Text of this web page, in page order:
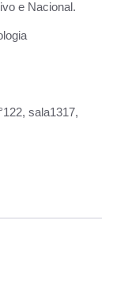
e Nacional.
sala1317,